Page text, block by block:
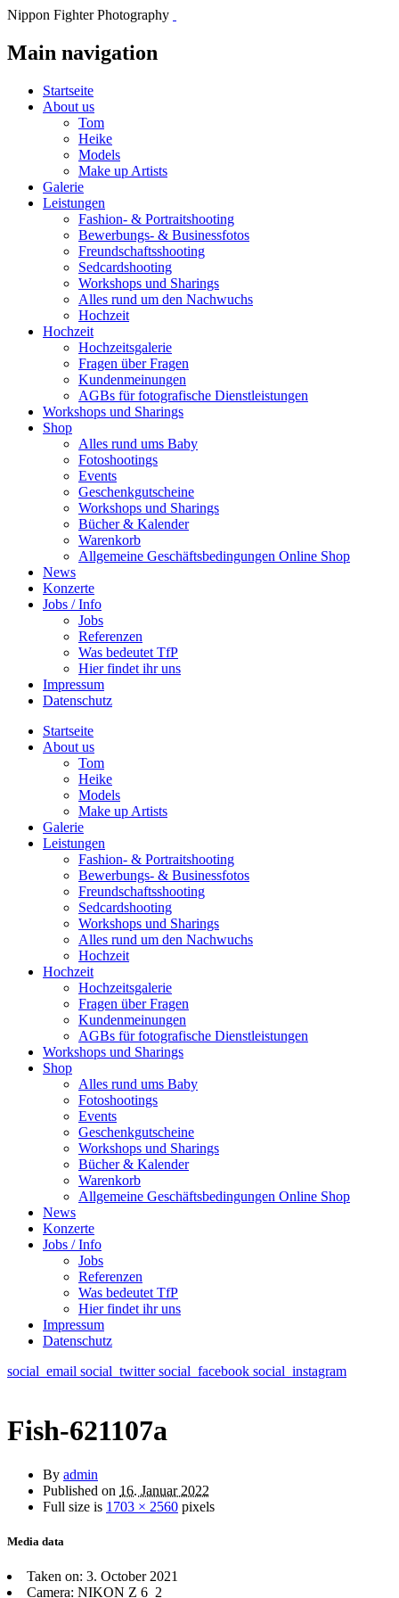
Nippon Fighter Photography
Main navigation
Startseite
About us
Tom
Heike
Models
Make up Artists
Galerie
Leistungen
Fashion- & Portraitshooting
Bewerbungs- & Businessfotos
Freundschaftsshooting
Sedcardshooting
Workshops und Sharings
Alles rund um den Nachwuchs
Hochzeit
Hochzeit
Hochzeitsgalerie
Fragen über Fragen
Kundenmeinungen
AGBs für fotografische Dienstleistungen
Workshops und Sharings
Shop
Alles rund ums Baby
Fotoshootings
Events
Geschenkgutscheine
Workshops und Sharings
Bücher & Kalender
Warenkorb
Allgemeine Geschäftsbedingungen Online Shop
News
Konzerte
Jobs / Info
Jobs
Referenzen
Was bedeutet TfP
Hier findet ihr uns
Impressum
Datenschutz
Startseite
About us
Tom
Heike
Models
Make up Artists
Galerie
Leistungen
Fashion- & Portraitshooting
Bewerbungs- & Businessfotos
Freundschaftsshooting
Sedcardshooting
Workshops und Sharings
Alles rund um den Nachwuchs
Hochzeit
Hochzeit
Hochzeitsgalerie
Fragen über Fragen
Kundenmeinungen
AGBs für fotografische Dienstleistungen
Workshops und Sharings
Shop
Alles rund ums Baby
Fotoshootings
Events
Geschenkgutscheine
Workshops und Sharings
Bücher & Kalender
Warenkorb
Allgemeine Geschäftsbedingungen Online Shop
News
Konzerte
Jobs / Info
Jobs
Referenzen
Was bedeutet TfP
Hier findet ihr uns
Impressum
Datenschutz
social_email social_twittersocial_facebook social_instagram
Fish-621107a
By admin
Published on 16. Januar 2022
Full size is 1703 × 2560 pixels
Media data
Taken on: 3. October 2021
Camera: NIKON Z 6_2